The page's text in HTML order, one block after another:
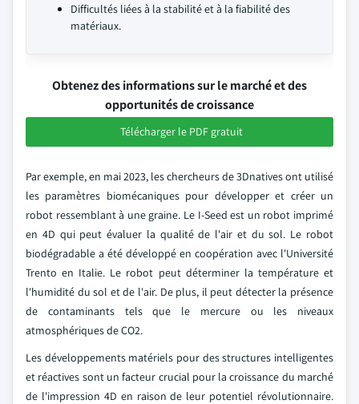
Difficultés liées à la stabilité et à la fiabilité des
matériaux.
Obtenez des informations sur le marché et des
opportunités de croissance
Télécharger le PDF gratuit
Par exemple, en mai 2023, les chercheurs de 3Dnatives ont utilisé
les paramètres biomécaniques pour développer et créer un
robot ressemblant à une graine. Le I-Seed est un robot imprimé
en 4D qui peut évaluer la qualité de l'air et du sol. Le robot
biodégradable a été développé en coopération avec l'Université
Trento en Italie. Le robot peut déterminer la température et
l'humidité du sol et de l'air. De plus, il peut détecter la présence
de contaminants tels que le mercure ou les niveaux
atmosphériques de CO2.
Les développements matériels pour des structures intelligentes
et réactives sont un facteur crucial pour la croissance du marché
de l'impression 4D en raison de leur potentiel révolutionnaire.